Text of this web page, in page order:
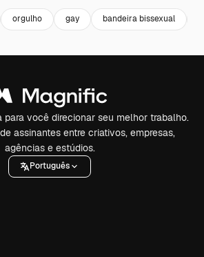
orgulho gay bandeira bissexual
para você direcionar seu melhor trabalho.
assinantes entre criativos, empresas,
agências e estúdios.
Português